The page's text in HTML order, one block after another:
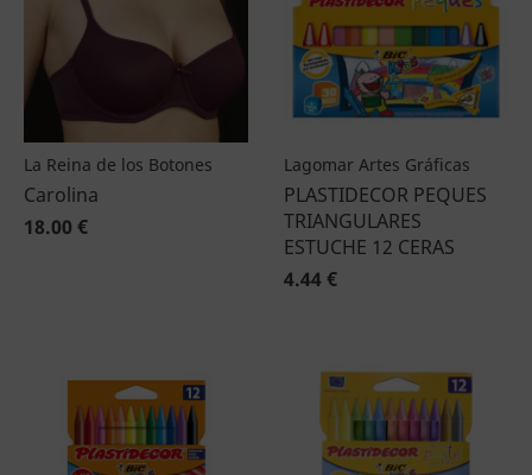
La Reina de los Botones
Carolina
18.00 €
Lagomar Artes Gráficas
PLASTIDECOR PEQUES
TRIANGULARES
ESTUCHE 12 CERAS
4.44 €